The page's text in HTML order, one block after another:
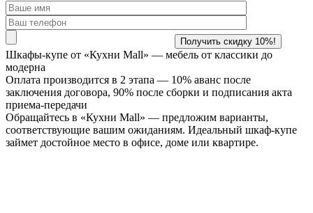
Шкафы-купе от «Кухни Mall» — мебель от классики до
модерна
Оплата производится в 2 этапа — 10% аванс после
заключения договора, 90% после сборки и подписания акта
приема-передачи
Обращайтесь в «Кухни Mall» — предложим варианты,
соответствующие вашим ожиданиям. Идеальный шкаф-купе
займет достойное место в офисе, доме или квартире.